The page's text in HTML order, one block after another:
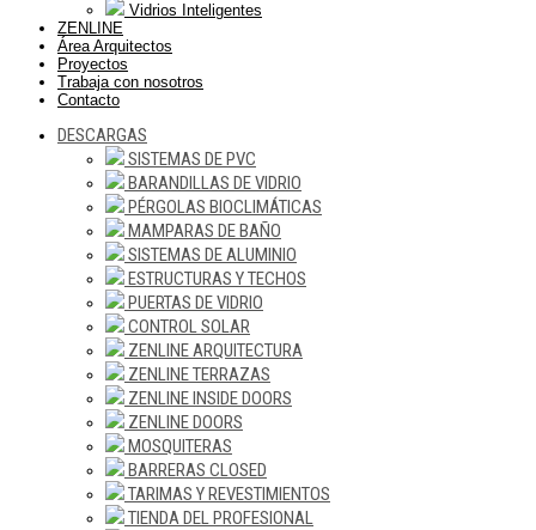
Vidrios Inteligentes
ZENLINE
Área Arquitectos
Proyectos
Trabaja con nosotros
Contacto
DESCARGAS
SISTEMAS DE PVC
BARANDILLAS DE VIDRIO
PÉRGOLAS BIOCLIMÁTICAS
MAMPARAS DE BAÑO
SISTEMAS DE ALUMINIO
ESTRUCTURAS Y TECHOS
PUERTAS DE VIDRIO
CONTROL SOLAR
ZENLINE ARQUITECTURA
ZENLINE TERRAZAS
ZENLINE INSIDE DOORS
ZENLINE DOORS
MOSQUITERAS
BARRERAS CLOSED
TARIMAS Y REVESTIMIENTOS
TIENDA DEL PROFESIONAL